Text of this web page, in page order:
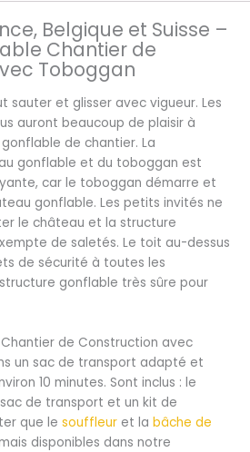
Belgique et Suisse –
Chantier de
Toboggan
sauter et glisser avec vigueur. Les
auront beaucoup de plaisir à
de chantier. La
gonflable et du toboggan est
car le toboggan démarre et
gonflable. Les petits invités ne
le château et la structure
de saletés. Le toit au-dessus
de sécurité à toutes les
gonflable très sûre pour
de Construction avec
un sac de transport adapté et
10 minutes. Sont inclus : le
de transport et un kit de
que le souffleur et la bâche de
disponibles dans notre